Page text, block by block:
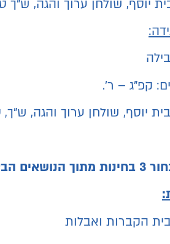
יוסף, שולחן ערוך והגה, ש"ך
קפ"ג – ר'.
יוסף, שולחן ערוך והגה,
הבאים:
הקברות ואבלות